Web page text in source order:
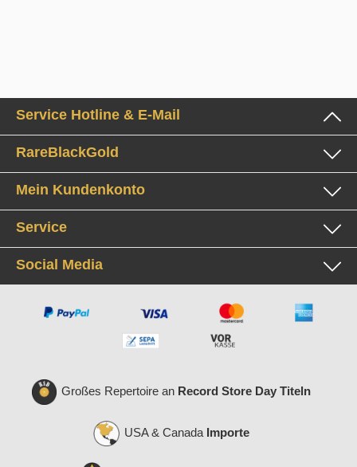
Service Hotline & E-Mail
RareBlackGold
Mein Kundenkonto
Service
Social Media
Großes Repertoire an Record Store Day Titeln
USA & Canada Importe